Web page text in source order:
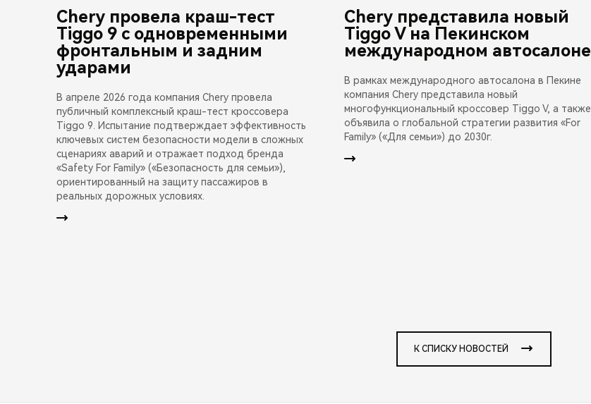
Chery провела краш-тест
Tiggo 9 с одновременными
фронтальным и задним
ударами
В апреле 2026 года компания Chery провела
публичный комплексный краш-тест кроссовера
Tiggo 9. Испытание подтверждает эффективность
ключевых систем безопасности модели в сложных
сценариях аварий и отражает подход бренда
«Safety For Family» («Безопасность для семьи»),
ориентированный на защиту пассажиров в
реальных дорожных условиях.
Chery представила новый
Tiggo V на Пекинском
международном автосалоне
В рамках международного автосалона в Пекине
компания Chery представила новый
многофункциональный кроссовер Tiggo V, а также
объявила о глобальной стратегии развития «For
Family» («Для семьи») до 2030г.
К СПИСКУ НОВОСТЕЙ